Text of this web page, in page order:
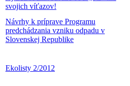
svojich víťazov!
Návrhy k príprave Programu
predchádzania vzniku odpadu v
Slovenskej Republike
Ekolisty 2/2012